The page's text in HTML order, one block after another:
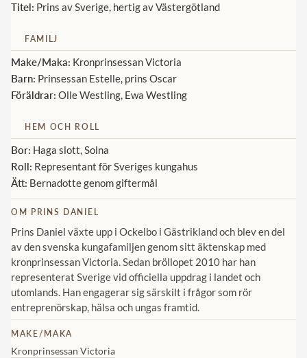
Marockanska kungahuset
Titel: Prins av Sverige, hertig av Västergötland
FAMILJ
Make/Maka: Kronprinsessan Victoria
Barn: Prinsessan Estelle, prins Oscar
Föräldrar: Olle Westling, Ewa Westling
HEM OCH ROLL
Bor: Haga slott, Solna
Roll: Representant för Sveriges kungahus
Ätt: Bernadotte genom giftermål
OM PRINS DANIEL
Prins Daniel växte upp i Ockelbo i Gästrikland och blev en del
av den svenska kungafamiljen genom sitt äktenskap med
kronprinsessan Victoria. Sedan bröllopet 2010 har han
representerat Sverige vid officiella uppdrag i landet och
utomlands. Han engagerar sig särskilt i frågor som rör
entreprenörskap, hälsa och ungas framtid.
MAKE/MAKA
Kronprinsessan Victoria